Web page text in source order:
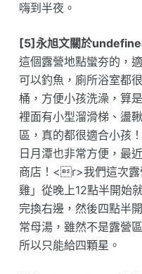
嗨到半夜。
[5]永旭文關於
這個露營地點蠻夯的，
可以釣魚，廁所浴室都
桶，方便小孩洗澡，算
裡面有小型溜滑梯、盪
區，真的都很適合小孩
日月潭也非常方便，最
商店！<r>我們這次露
雞」從晚上12點半開始
完換右邊，然後四點半
常母湯，雖然不是露營
所以只能給四顆星。